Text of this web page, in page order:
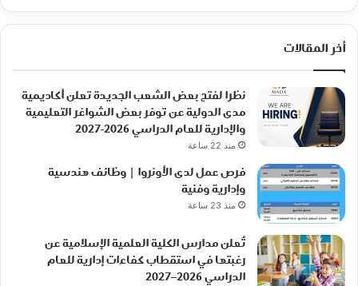
أخر المقالات
نظرا لفتح بعض الشعب الجديدة تعلن أكاديمية
مدى الدولية عن توفر بعض الشواغر التعليمية
والإدارية للعام الدراسي 2026-2027
منذ 22 ساعة
فرص عمل لدى الأونروا | وظائف هندسية
وإدارية وفنية
منذ 23 ساعة
تُعلن مدارس الكلية العلمية الإسلامية عن
رغبتها في استقطاب كفاءات إدارية للعام
الدراسي 2026–2027